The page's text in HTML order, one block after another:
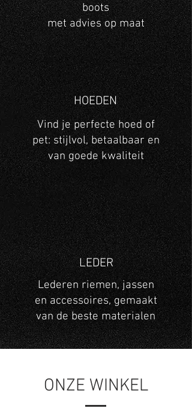
boots
met advies op maat
HOEDEN
Vind je perfecte hoed of
pet: stijlvol, betaalbaar en
van goede kwaliteit
LEDER
Lederen riemen, jassen
en accessoires, gemaakt
van de beste materialen
ONZE WINKEL